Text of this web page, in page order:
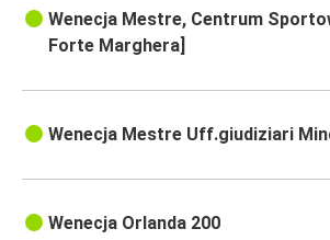
Wenecja Mestre, Centrum
Forte Marghera]
Wenecja Mestre Uff.giudiziari
Wenecja Orlanda 200